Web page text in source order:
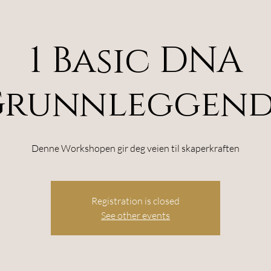
1 Basic DNA
Denne Workshopen gir deg veien til skaperkraften
Registration is closed
See other events